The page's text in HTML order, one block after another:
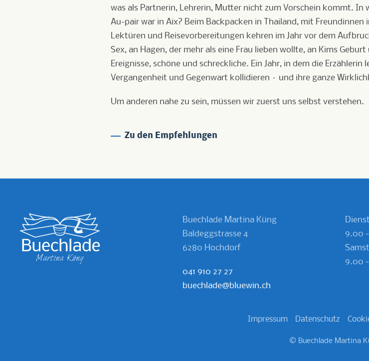
was als Partnerin, Lehrerin, Mutter nicht zum Vorschein kommt. In
Au-pair war in Aix? Beim Backpacken in Thailand, mit
Lektüren und Reisevorbereitungen kehren im Jahr vor dem
Sex, an Hagen, der mehr als eine Frau lieben wollte, an Kims
Ereignisse, schöne und schreckliche. Ein Jahr, in dem die
Vergangenheit und Gegenwart kollidieren – und ihre ganze
Um anderen nahe zu sein, müssen wir zuerst uns selbst verstehen.
Zu den Empfehlungen
Buechlade Martina Küng
Baldeggstrasse 4
6280 Hochdorf
041 910 27 27
buechlade@bluewin.ch
9.00
9.00
Impressum Datenschutz
© Buechlade Martina